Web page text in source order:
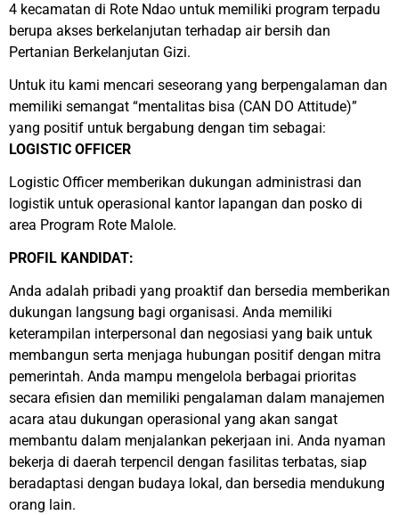
4 kecamatan di Rote Ndao untuk memiliki program terpadu
berupa akses berkelanjutan terhadap air bersih dan
Pertanian Berkelanjutan Gizi.
Untuk itu kami mencari seseorang yang berpengalaman dan
memiliki semangat “mentalitas bisa (CAN DO Attitude)”
yang positif untuk bergabung dengan tim sebagai:
LOGISTIC OFFICER
Logistic Officer memberikan dukungan administrasi dan
logistik untuk operasional kantor lapangan dan posko di
area Program Rote Malole.
PROFIL KANDIDAT:
Anda adalah pribadi yang proaktif dan bersedia memberikan
dukungan langsung bagi organisasi. Anda memiliki
keterampilan interpersonal dan negosiasi yang baik untuk
membangun serta menjaga hubungan positif dengan mitra
pemerintah. Anda mampu mengelola berbagai prioritas
secara efisien dan memiliki pengalaman dalam manajemen
acara atau dukungan operasional yang akan sangat
membantu dalam menjalankan pekerjaan ini. Anda nyaman
bekerja di daerah terpencil dengan fasilitas terbatas, siap
beradaptasi dengan budaya lokal, dan bersedia mendukung
orang lain.